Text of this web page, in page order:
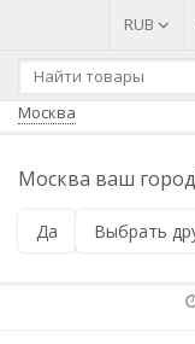
RUB
Москва
Москва ваш
Да Выбрать